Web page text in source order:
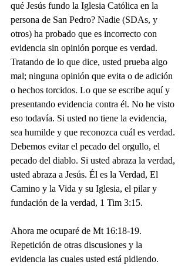
qué Jesús fundo la Iglesia Católica en la
persona de San Pedro? Nadie (SDAs, y
otros) ha probado que es incorrecto con
evidencia sin opinión porque es verdad.
Tratando de lo que dice, usted prueba algo
mal; ninguna opinión que evita o de adición
o hechos torcidos. Lo que se escribe aquí y
presentando evidencia contra él. No he visto
eso todavía. Si usted no tiene la evidencia,
sea humilde y que reconozca cuál es verdad.
Debemos evitar el pecado del orgullo, el
pecado del diablo. Si usted abraza la verdad,
usted abraza a Jesús. Él es la Verdad, El
Camino y la Vida y su Iglesia, el pilar y
fundación de la verdad, 1 Tim 3:15.
Ahora me ocuparé de Mt 16:18-19.
Repetición de otras discusiones y la
evidencia las cuales usted está pidiendo.